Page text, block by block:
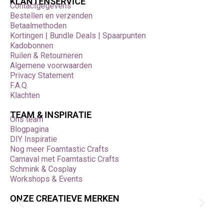
Contactgegevens
Bestellen en verzenden
Betaalmethoden
Kortingen | Bundle Deals | Spaarpunten
Kadobonnen
Ruilen & Retourneren
Algemene voorwaarden
Privacy Statement
F.A.Q.
Klachten
TEAM & INSPIRATIE
Ons team
Blogpagina
DIY Inspiratie
Nog meer Foamtastic Crafts
Carnaval met Foamtastic Crafts
Schmink & Cosplay
Workshops & Events
ONZE CREATIEVE MERKEN